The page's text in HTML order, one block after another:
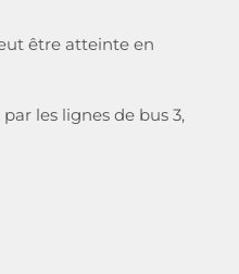
être atteinte en
les lignes de bus 3,